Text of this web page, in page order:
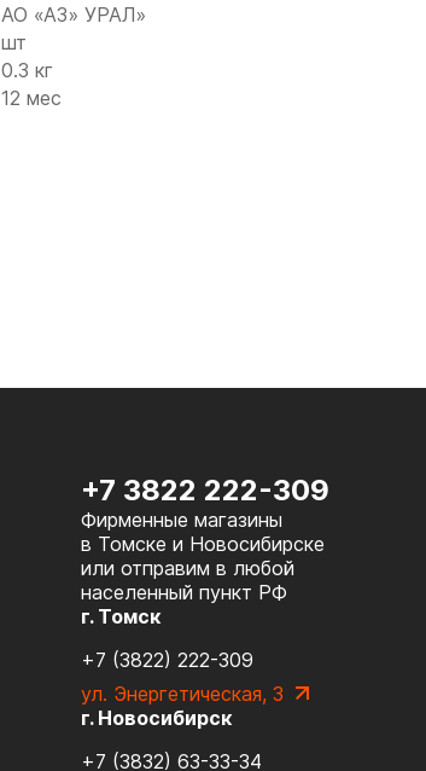
АО «АЗ» УРАЛ»
шт
0.3 кг
12 мес
+7 3822 222-309
Фирменные магазины
в Томске и Новосибирске
или отправим в любой
населенный пункт РФ
г. Томск
+7 (3822) 222-309
ул. Энергетическая, 3
г. Новосибирск
+7 (3832) 63-33-34